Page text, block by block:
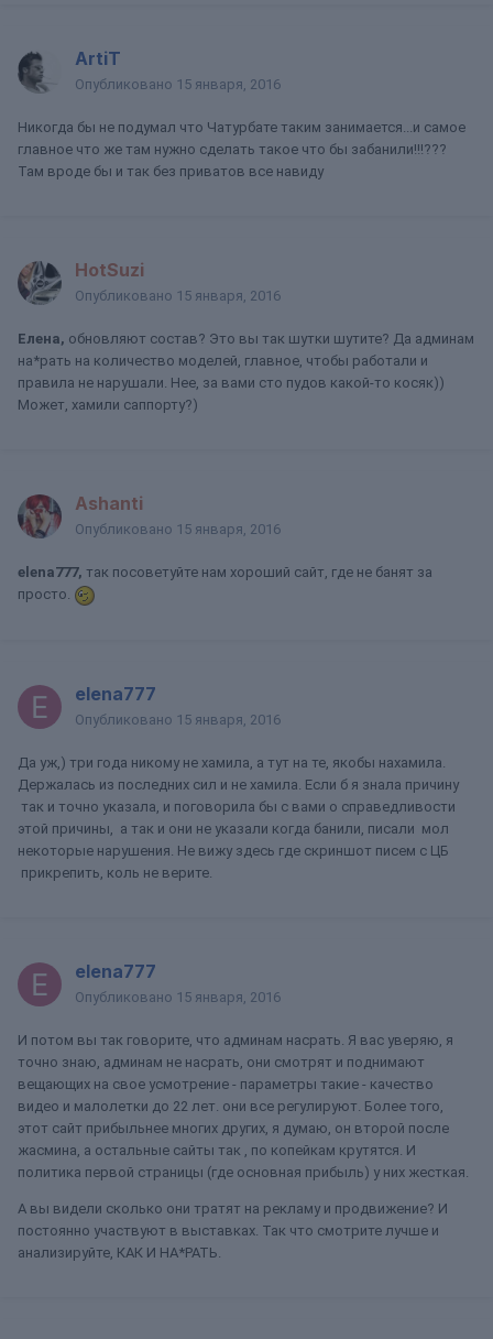
ArtiT
Опубликовано 15 января, 2016
Никогда бы не подумал что Чатурбате таким занимается...и самое
главное что же там нужно сделать такое что бы забанили!!!???
Там вроде бы и так без приватов все навиду
HotSuzi
Опубликовано 15 января, 2016
Елена, обновляют состав? Это вы так шутки шутите? Да админам
на*рать на количество моделей, главное, чтобы работали и
правила не нарушали. Нее, за вами сто пудов какой-то косяк))
Может, хамили саппорту?)
Ashanti
Опубликовано 15 января, 2016
elena777, так посоветуйте нам хороший сайт, где не банят за
просто.
elena777
Опубликовано 15 января, 2016
Да уж,) три года никому не хамила, а тут на те, якобы нахамила.
Держалась из последних сил и не хамила. Если б я знала причину
так и точно указала, и поговорила бы с вами о справедливости
этой причины, а так и они не указали когда банили, писали мол
некоторые нарушения. Не вижу здесь где скриншот писем с ЦБ
прикрепить, коль не верите.
elena777
Опубликовано 15 января, 2016
И потом вы так говорите, что админам насрать. Я вас уверяю, я
точно знаю, админам не насрать, они смотрят и поднимают
вещающих на свое усмотрение - параметры такие - качество
видео и малолетки до 22 лет. они все регулируют. Более того,
этот сайт прибыльнее многих других, я думаю, он второй после
жасмина, а остальные сайты так , по копейкам крутятся. И
политика первой страницы (где основная прибыль) у них жесткая.
А вы видели сколько они тратят на рекламу и продвижение? И
постоянно участвуют в выставках. Так что смотрите лучше и
анализируйте, КАК И НА*РАТЬ.